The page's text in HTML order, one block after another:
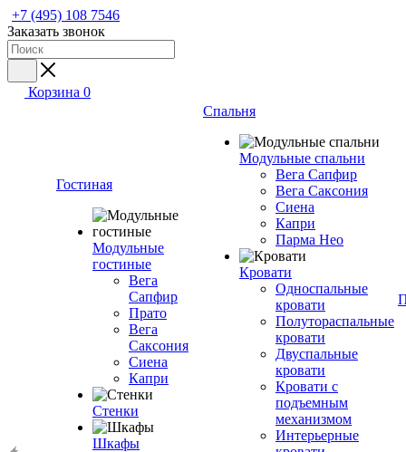
+7 (495) 108 7546
Заказать звонок
Корзина 0
Гостиная
Модульные
гостиные
Вега
Сапфир
Прато
Вега
Саксония
Сиена
Капри
Стенки
Шкафы
Спальня
Модульные спальни
Вега Сапфир
Вега Саксония
Сиена
Капри
Парма Нео
Кровати
Односпальные
кровати
Полутораспальные
кровати
Двуспальные
кровати
Кровати с
подъемным
механизмом
Интерьерные